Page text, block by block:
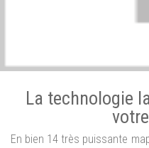
La technologie
En bien 14 très puissante